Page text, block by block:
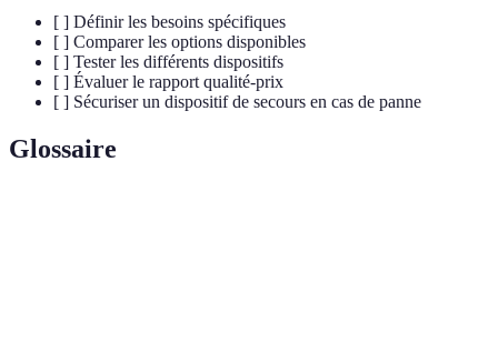
[ ] Définir les besoins spécifiques
[ ] Comparer les options disponibles
[ ] Tester les différents dispositifs
[ ] Évaluer le rapport qualité-prix
[ ] Sécuriser un dispositif de secours en cas de panne
Glossaire